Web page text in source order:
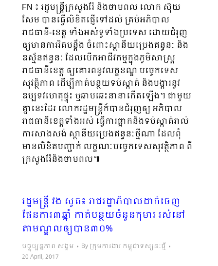
FN ៖ រដ្ឋមន្ត្រីក្រសួងរ៉ែ និងថាមពល លោក ស៊ុយ
សែម បានធ្វើលិខិតផ្ញើទៅដល់ គ្រប់អភិបាល
រាជធានី-ខេត្ត ទាំងអស់ទូទាំងប្រទេស ដោយជំរុញ
ឲ្យមានការរិតបន្តឹង ចំពោះស្ថានីយប្រេងឥន្ធនៈ និង
ឧស្ម័នឥន្ធនៈ ដែលបើកអាជីវកម្មក្នុងភូមិសាស្ត្រ
រាជធានីខេត្ត ឲ្យគោរពនូវលក្ខខណ្ឌ បច្ចេកទេស
សុវត្ថិភាព ដើម្បីកាត់បន្ថយទប់ស្កាត់ និងបង្ការនូវ
ឧប្បទវហេតុផ្ទុះ ឬឆាបឆេះនានាកើតឡើង។ ជាមួយ
គ្នានេះដែរ លោករដ្ឋមន្ត្រីក៏បានជំរុញឲ្យ អភិបាល
រាជធានីខេត្តទាំងអស់ ធ្វើការផ្អាកនិងទប់ស្កាត់រាល់
ការសាងសង់ ស្ថានីយប្រេងឥន្ធនៈថ្មីណា ដែលពុំ
មានលិខិតបញ្ជាក់ លក្ខណៈបច្ចេកទេសសុវត្ថិភាព ពី
ក្រសួងរ៉ែនិងថាមពល៕
រដ្ឋមន្រ្តី វង សូត៖ រាជរដ្ឋាភិបាលដាក់ចេញ
ផែនការ៣ឆ្នាំ កាត់បន្ថយចំនួនកុមារ រស់នៅ
តាមណ្ឌលឲ្យបាន៣០%
បច្ចុប្បន្នភាព សង្គម By ក្រុមការងារ កម្ពុជាទស្សនៈថ្មី
20 April, 2017